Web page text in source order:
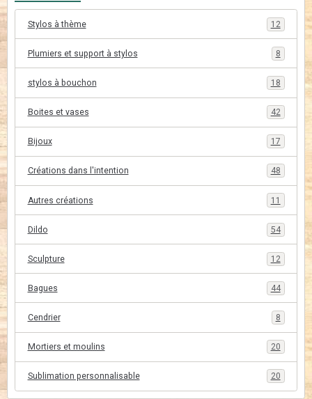
Stylos à thème 12
Plumiers et support à stylos 8
stylos à bouchon 18
Boites et vases 42
Bijoux 17
Créations dans l'intention 48
Autres créations 11
Dildo 54
Sculpture 12
Bagues 44
Cendrier 8
Mortiers et moulins 20
Sublimation personnalisable 20